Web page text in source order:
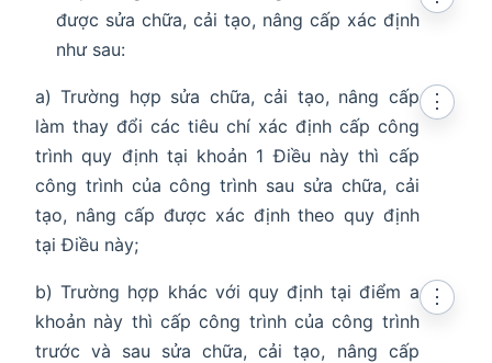
được sửa chữa, cải tạo, nâng cấp xác định
như sau:
a) Trường hợp sửa chữa, cải tạo, nâng cấp
làm thay đổi các tiêu chí xác định cấp công
trình quy định tại khoản 1 Điều này thì cấp
công trình của công trình sau sửa chữa, cải
tạo, nâng cấp được xác định theo quy định
tại Điều này;
⋮
b) Trường hợp khác với quy định tại điểm a
khoản này thì cấp công trình của công trình
trước và sau sửa chữa, cải tạo, nâng cấp
⋮